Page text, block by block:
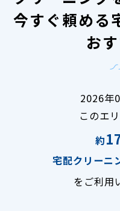
今すぐ頼める
お
2026年
このエ
約
宅配クリーニ
をご利用